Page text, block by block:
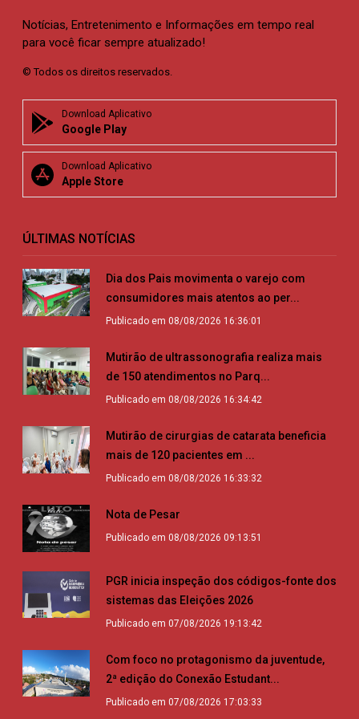
Notícias, Entretenimento e Informações em tempo real
para você ficar sempre atualizado!
© Todos os direitos reservados.
Download Aplicativo
Google Play
Download Aplicativo
Apple Store
ÚLTIMAS NOTÍCIAS
Dia dos Pais movimenta o varejo com
consumidores mais atentos ao per...
Publicado em 08/08/2026 16:36:01
Mutirão de ultrassonografia realiza mais
de 150 atendimentos no Parq...
Publicado em 08/08/2026 16:34:42
Mutirão de cirurgias de catarata beneficia
mais de 120 pacientes em ...
Publicado em 08/08/2026 16:33:32
Nota de Pesar
Publicado em 08/08/2026 09:13:51
PGR inicia inspeção dos códigos-fonte dos
sistemas das Eleições 2026
Publicado em 07/08/2026 19:13:42
Com foco no protagonismo da juventude,
2ª edição do Conexão Estudant...
Publicado em 07/08/2026 17:03:33